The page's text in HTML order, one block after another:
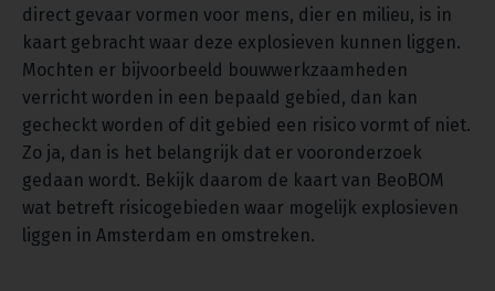
direct gevaar vormen voor mens, dier en milieu, is in
kaart gebracht waar deze explosieven kunnen liggen.
Mochten er bijvoorbeeld bouwwerkzaamheden
verricht worden in een bepaald gebied, dan kan
gecheckt worden of dit gebied een risico vormt of niet.
Zo ja, dan is het belangrijk dat er vooronderzoek
gedaan wordt. Bekijk daarom de kaart van BeoBOM
wat betreft risicogebieden waar mogelijk explosieven
liggen in Amsterdam en omstreken.